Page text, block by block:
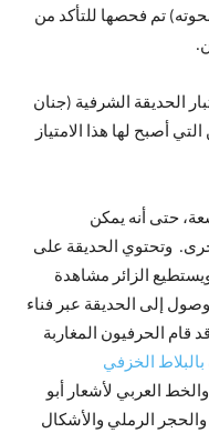
تم فحصها للتأكد من
الحديقة الشرفية (جنان
التي أصبح لها هذا الامتياز
حتى أنه يمكن
وتحتوي الحديقة على
الزائر مشاهدة
إلى الحديقة عبر فناء
قام الحرفيون المغاربة
بالبلاط الخزفي
العربي لأشعار أبو
الرملي والأشكال